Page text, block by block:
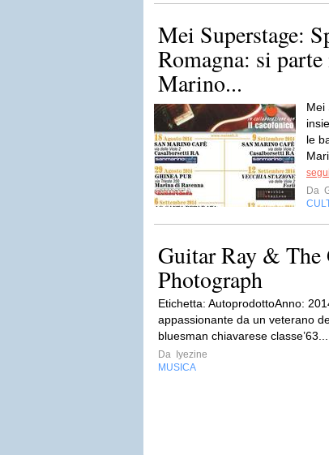
Mei Superstage:
Romagna: si
Marino...
Mei
le
Da
Guitar Ray & The
Photograph
Etichetta: AutoprodottoAnno:
appassionante da un veterano
bluesman chiavarese classe’63...
Da
Iyezine
MUSICA